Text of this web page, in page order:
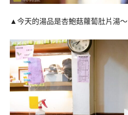
▲今天的湯品是杏鮑菇蘿蔔肚片湯～